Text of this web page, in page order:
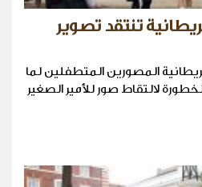
تنتقد تصوير
المصورين المتطفلين لما
لالتقاط صور للأمير الصغير